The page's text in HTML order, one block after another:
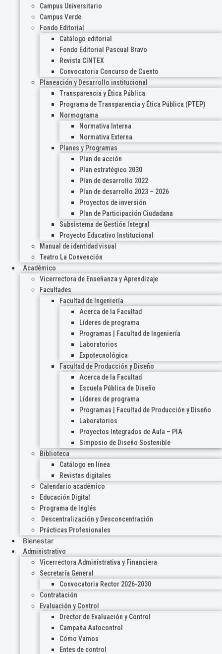
Campus Universitario
Campus Verde
Fondo Editorial
Catálogo editorial
Fondo Editorial Pascual Bravo
Revista CINTEX
Convocatoria Concurso de Cuento
Planeación y Desarrollo institucional
Transparencia y Ética Pública
Programa de Transparencia y Ética Pública (PTEP)
Normograma
Normativa Interna
Normativa Externa
Planes y Programas
Plan de acción
Plan estratégico 2030
Plan de desarrollo 2022
Plan de desarrollo 2023 – 2026
Proyectos de inversión
Plan de Participación Ciudadana
Subsistema de Gestión Integral
Proyecto Educativo Institucional
Manual de identidad visual
Teatro La Convención
Académico
Vicerrectora de Enseñanza y Aprendizaje
Facultades
Facultad de Ingeniería
Acerca de la Facultad
Líderes de programa
Programas | Facultad de Ingeniería
Laboratorios
Expotecnológica
Facultad de Producción y Diseño
Acerca de la Facultad
Escuela Pública de Diseño
Líderes de programa
Programas | Facultad de Producción y Diseño
Laboratorios
Proyectos Integrados de Aula – PIA
Simposio de Diseño Sostenible
Biblioteca
Catálogo en línea
Revistas digitales
Calendario académico
Educación Digital
Programa de Inglés
Descentralización y Desconcentración
Prácticas Profesionales
Bienestar
Administrativo
Vicerrectora Administrativa y Financiera
Secretaría General
Convocatoria Rector 2026-2030
Contratación
Evaluación y Control
Drector de Evaluación y Control
Campaña Autocontrol
Cómo Vamos
Entes de control